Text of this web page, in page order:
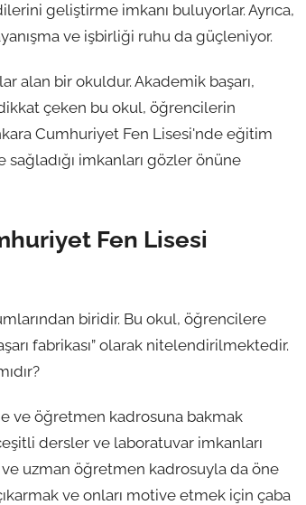
geliştirme imkanı buluyorlar. Ayrıca,
ve işbirliği ruhu da güçleniyor.
alan bir okuldur. Akademik başarı,
çeken bu okul, öğrencilerin
Cumhuriyet Fen Lisesi'nde eğitim
imkanları gözler önüne
Fen Lisesi
biridir. Bu okul, öğrencilere
fabrikası” olarak nitelendirilmektedir.
ve öğretmen kadrosuna bakmak
dersler ve laboratuvar imkanları
uzman öğretmen kadrosuyla da öne
ve onları motive etmek için çaba